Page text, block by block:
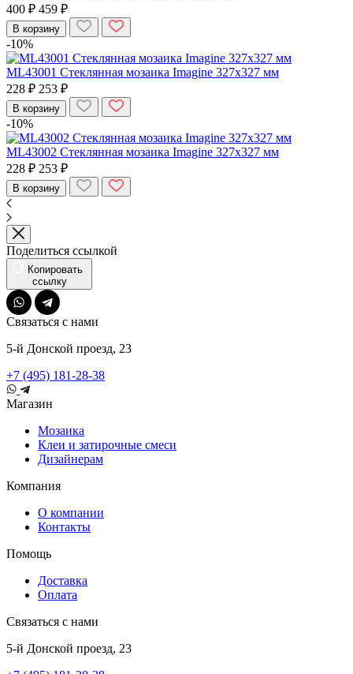
400 ₽ 459 ₽
В корзину
-10%
ML43001 Стеклянная мозаика Imagine 327x327 мм
228 ₽ 253 ₽
В корзину
-10%
ML43002 Стеклянная мозаика Imagine 327x327 мм
228 ₽ 253 ₽
В корзину
Поделиться ссылкой
Копировать
ссылку
Связаться с нами
5-й Донской проезд, 23
+7 (495) 181-28-38
Магазин
Мозаика
Клеи и затирочные смеси
Дизайнерам
Компания
О компании
Контакты
Помощь
Доставка
Оплата
Связаться с нами
5-й Донской проезд, 23